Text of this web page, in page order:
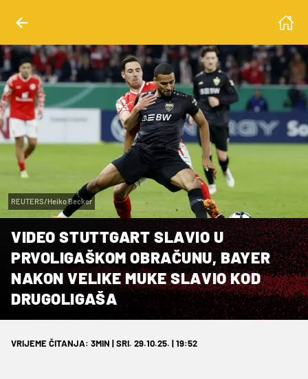
REUTERS/Heiko Becker
VIDEO STUTTGART SLAVIO U
PRVOLIGAŠKOM OBRAČUNU, BAYER
NAKON VELIKE MUKE SLAVIO KOD
DRUGOLIGAŠA
VRIJEME ČITANJA: 3MIN | SRI. 29.10.25. | 19:52